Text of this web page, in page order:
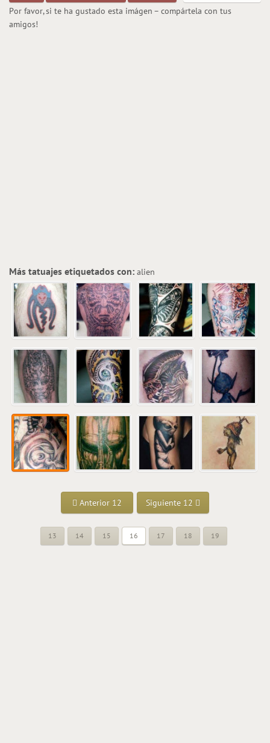
Por favor, si te ha gustado esta imágen – compártela con tus
amigos!
Más tatuajes etiquetados con: alien
Anterior 12 Siguiente 12
13 14 15 16 17 18 19